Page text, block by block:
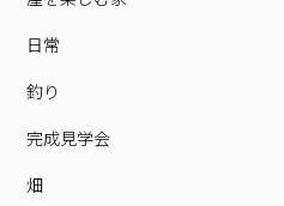
日常
釣り
完成見学会
畑